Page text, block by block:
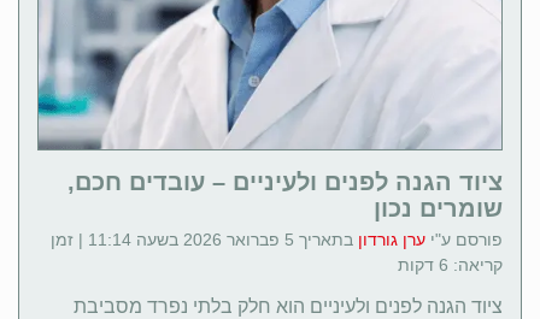
ציוד הגנה לפנים ולעיניים – עובדים חכם,
שומרים נכון
פורסם ע"י ערן גורדון
בתאריך 5 פברואר 2026 בשעה 11:14 | זמן
קריאה: 6 דקות
ציוד הגנה לפנים ולעיניים הוא חלק בלתי נפרד מסביבת